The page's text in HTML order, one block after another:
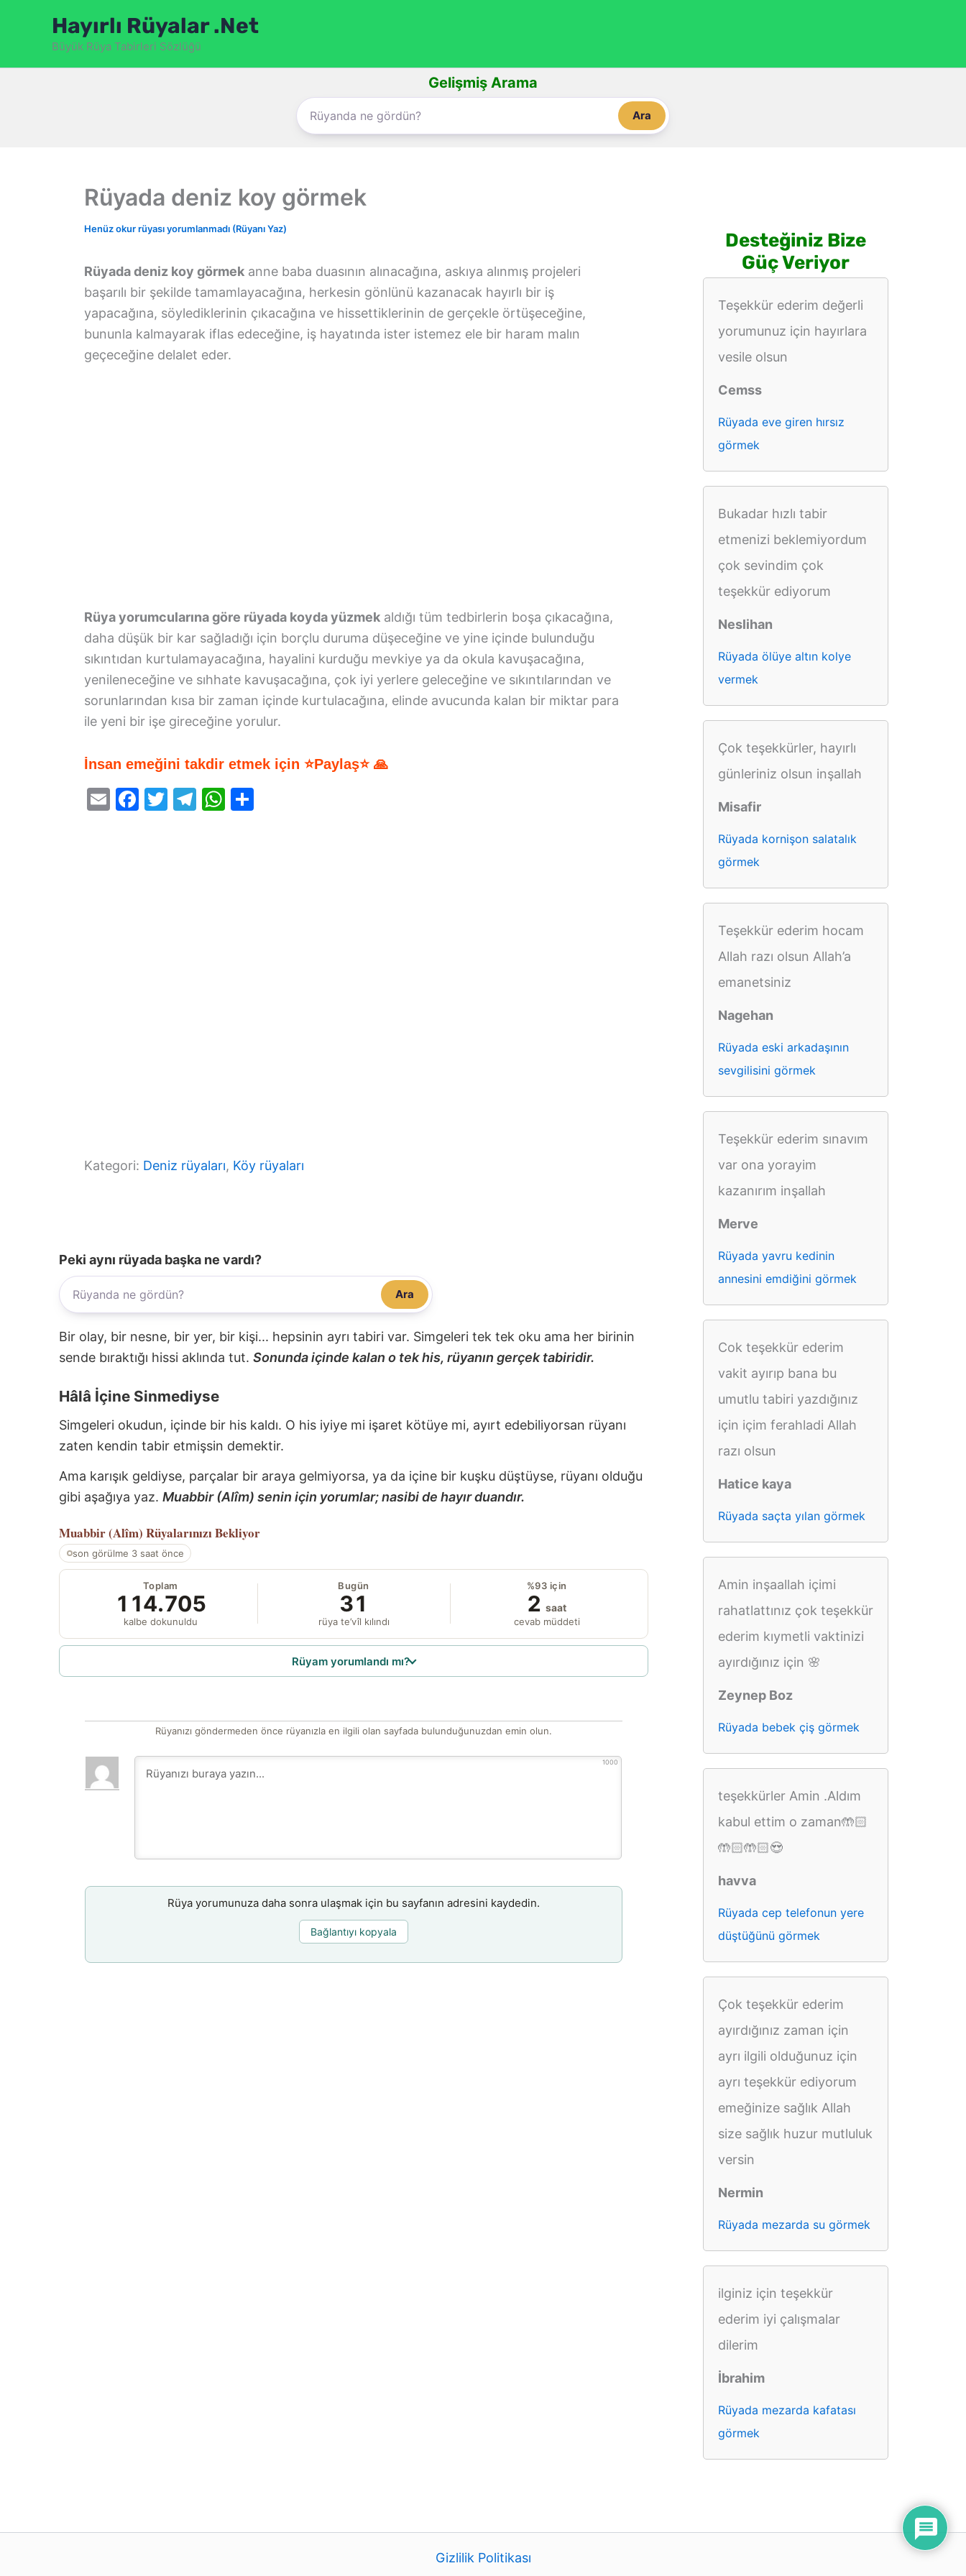
Hayırlı Rüyalar .Net
Büyük Rüya Tabirleri Sözlüğü
Gelişmiş Arama
Ara
Rüyada deniz koy görmek
Henüz okur rüyası yorumlanmadı (Rüyanı Yaz)
Rüyada deniz koy görmek anne baba duasının alınacağına, askıya alınmış projeleri
başarılı bir şekilde tamamlayacağına, herkesin gönlünü kazanacak hayırlı bir iş
yapacağına, söylediklerinin çıkacağına ve hissettiklerinin de gerçekle örtüşeceğine,
bununla kalmayarak iflas edeceğine, iş hayatında ister istemez ele bir haram malın
geçeceğine delalet eder.
Rüya yorumcularına göre rüyada koyda yüzmek aldığı tüm tedbirlerin boşa çıkacağına,
daha düşük bir kar sağladığı için borçlu duruma düşeceğine ve yine içinde bulunduğu
sıkıntıdan kurtulamayacağına, hayalini kurduğu mevkiye ya da okula kavuşacağına,
yenileneceğine ve sıhhate kavuşacağına, çok iyi yerlere geleceğine ve sıkıntılarından ve
sorunlarından kısa bir zaman içinde kurtulacağına, elinde avucunda kalan bir miktar para
ile yeni bir işe gireceğine yorulur.
İnsan emeğini takdir etmek için ⭐Paylaş⭐ 🙏
E
F
T
T
W
Kategori: Deniz rüyaları, Köy rüyaları
Peki aynı rüyada başka ne vardı?
Ara
Bir olay, bir nesne, bir yer, bir kişi... hepsinin ayrı tabiri var. Simgeleri tek tek oku ama her birinin
sende bıraktığı hissi aklında tut. Sonunda içinde kalan o tek his, rüyanın gerçek tabiridir.
Hâlâ İçine Sinmediyse
Simgeleri okudun, içinde bir his kaldı. O his iyiye mi işaret kötüye mi, ayırt edebiliyorsan rüyanı
zaten kendin tabir etmişsin demektir.
Ama karışık geldiyse, parçalar bir araya gelmiyorsa, ya da içine bir kuşku düştüyse, rüyanı olduğu
gibi aşağıya yaz. Muabbir (Alîm) senin için yorumlar; nasibi de hayır duandır.
Muabbir (Alîm) Rüyalarınızı Bekliyor
son görülme 3 saat önce
Toplam
114.705
kalbe dokunuldu
Bugün
31
rüya te’vîl kılındı
%93 için
2 saat
cevab müddeti
Rüyam yorumlandı mı?
Rüyanızı göndermeden önce rüyanızla en ilgili olan sayfada bulunduğunuzdan emin olun.
1000
Rüya yorumunuza daha sonra ulaşmak için bu sayfanın adresini kaydedin.
Bağlantıyı kopyala
Desteğiniz Bize
Güç Veriyor
Teşekkür ederim değerli
yorumunuz için hayırlara
vesile olsun
Cemss
Rüyada eve giren hırsız
görmek
Bukadar hızlı tabir
etmenizi beklemiyordum
çok sevindim çok
teşekkür ediyorum
Neslihan
Rüyada ölüye altın kolye
vermek
Çok teşekkürler, hayırlı
günleriniz olsun inşallah
Misafir
Rüyada kornişon salatalık
görmek
Teşekkür ederim hocam
Allah razı olsun Allah’a
emanetsiniz
Nagehan
Rüyada eski arkadaşının
sevgilisini görmek
Teşekkür ederim sınavım
var ona yorayim
kazanırım inşallah
Merve
Rüyada yavru kedinin
annesini emdiğini görmek
Cok teşekkür ederim
vakit ayırıp bana bu
umutlu tabiri yazdığınız
için içim ferahladi Allah
razı olsun
Hatice kaya
Rüyada saçta yılan görmek
Amin inşaallah içimi
rahatlattınız çok teşekkür
ederim kıymetli vaktinizi
ayırdığınız için 🌸
Zeynep Boz
Rüyada bebek çiş görmek
teşekkürler Amin .Aldım
kabul ettim o zaman🤲🏻
🤲🏻🤲🏻😍
havva
Rüyada cep telefonun yere
düştüğünü görmek
Çok teşekkür ederim
ayırdığınız zaman için
ayrı ilgili olduğunuz için
ayrı teşekkür ediyorum
emeğinize sağlık Allah
size sağlık huzur mutluluk
versin
Nermin
Rüyada mezarda su görmek
ilginiz için teşekkür
ederim iyi çalışmalar
dilerim
İbrahim
Rüyada mezarda kafatası
görmek
Gizlilik Politikası